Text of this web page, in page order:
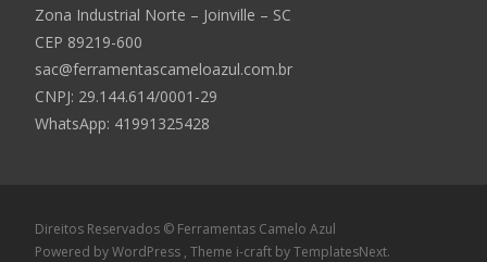
Zona Industrial Norte – Joinville – SC
CEP 89219-600
sac@ferramentascameloazul.com.br
CNPJ: 29.144.614/0001-29
WhatsApp: 41991325428
Direitos Reservados © Ferramentas Camelo Azul
Powered by WordPress , Theme i-craft by TemplatesNext.